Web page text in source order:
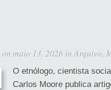
on maio 13, 2026 inArquivo,
O etnólogo, cientista
Carlos Moore publica